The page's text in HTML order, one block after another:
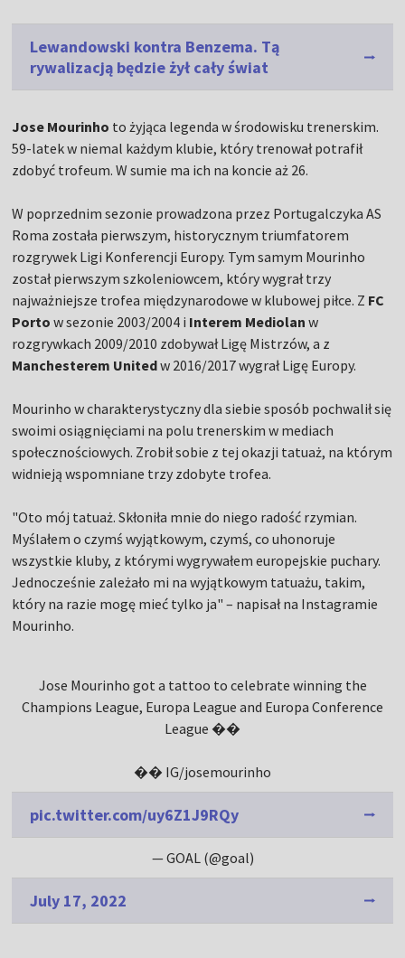
Lewandowski kontra Benzema. Tą
rywalizacją będzie żył cały świat
Jose Mourinho to żyjąca legenda w środowisku trenerskim.
59-latek w niemal każdym klubie, który trenował potrafił
zdobyć trofeum. W sumie ma ich na koncie aż 26.
W poprzednim sezonie prowadzona przez Portugalczyka AS
Roma została pierwszym, historycznym triumfatorem
rozgrywek Ligi Konferencji Europy. Tym samym Mourinho
został pierwszym szkoleniowcem, który wygrał trzy
najważniejsze trofea międzynarodowe w klubowej piłce. Z FC
Porto w sezonie 2003/2004 i Interem Mediolan w
rozgrywkach 2009/2010 zdobywał Ligę Mistrzów, a z
Manchesterem Unitedw 2016/2017 wygrał Ligę Europy.
Mourinho w charakterystyczny dla siebie sposób pochwalił się
swoimi osiągnięciami na polu trenerskim w mediach
społecznościowych. Zrobił sobie z tej okazji tatuaż, na którym
widnieją wspomniane trzy zdobyte trofea.
"Oto mój tatuaż. Skłoniła mnie do niego radość rzymian.
Myślałem o czymś wyjątkowym, czymś, co uhonoruje
wszystkie kluby, z którymi wygrywałem europejskie puchary.
Jednocześnie zależało mi na wyjątkowym tatuażu, takim,
który na razie mogę mieć tylko ja" – napisał na Instagramie
Mourinho.
Jose Mourinho got a tattoo to celebrate winning the
Champions League, Europa League and Europa Conference
League ��
�� IG/josemourinho
pic.twitter.com/uy6Z1J9RQy
— GOAL (@goal)
July 17, 2022